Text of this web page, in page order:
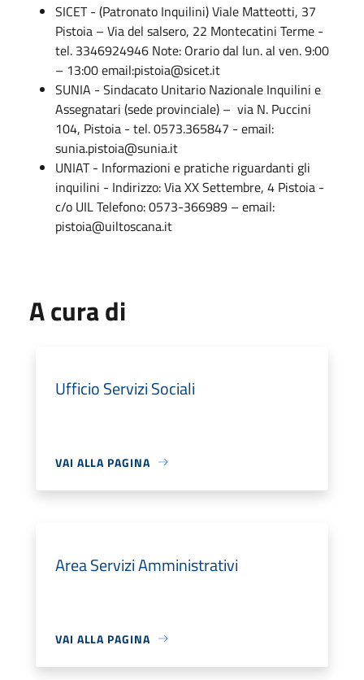
SICET - (Patronato Inquilini) Viale Matteotti, 37
Pistoia – Via del salsero, 22 Montecatini Terme -
tel. 3346924946 Note: Orario dal lun. al ven. 9:00
– 13:00 email:pistoia@sicet.it
SUNIA - Sindacato Unitario Nazionale Inquilini e
Assegnatari (sede provinciale) – via N. Puccini
104, Pistoia - tel. 0573.365847 - email:
sunia.pistoia@sunia.it
UNIAT - Informazioni e pratiche riguardanti gli
inquilini - Indirizzo: Via XX Settembre, 4 Pistoia -
c/o UIL Telefono: 0573-366989 – email:
pistoia@uiltoscana.it
A cura di
Ufficio Servizi Sociali
VAI ALLA PAGINA
Area Servizi Amministrativi
VAI ALLA PAGINA